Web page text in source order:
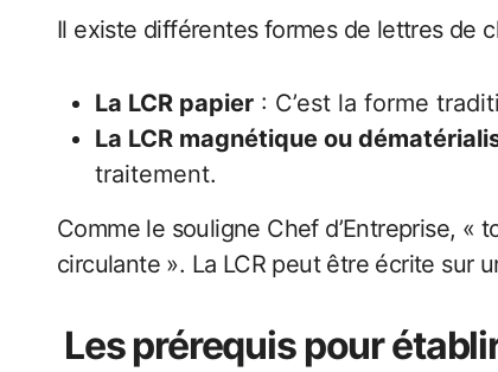
Il existe différentes formes de lettres de
La LCR papier : C’est la forme
La LCR magnétique ou
traitement.
Comme le souligne Chef d’Entreprise, «
circulante ». La LCR peut être écrite sur
Les prérequis pour